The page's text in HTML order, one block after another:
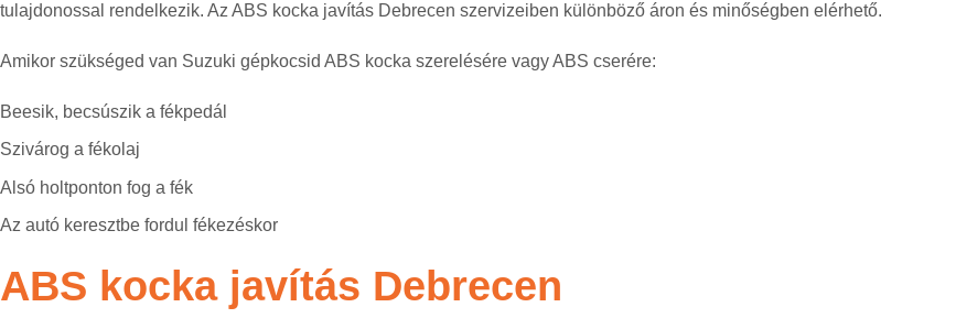
tulajdonossal rendelkezik. Az ABS kocka javítás Debrecen szervizeiben különböző áron és minőségben elérhető.
Amikor szükséged van Suzuki gépkocsid ABS kocka szerelésére vagy ABS cserére:
Beesik, becsúszik a fékpedál
Szivárog a fékolaj
Alsó holtponton fog a fék
Az autó keresztbe fordul fékezéskor
ABS kocka javítás Debrecen